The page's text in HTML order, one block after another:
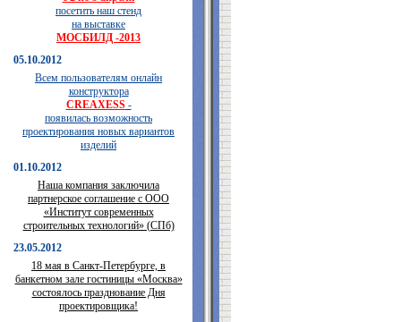
посетить наш стенд
на выставке
МОСБИЛД -2013
05.10.2012
Всем пользователям онлайн
конструктора
CREAXESS-
появилась возможность
проектирования новых вариантов
изделий
01.10.2012
Наша компания заключила
партнерское соглашение с ООО
«Институт современных
строительных технологий» (СПб)
23.05.2012
18 мая в Санкт-Петербурге, в
банкетном зале гостиницы «Москва»
состоялось празднование Дня
проектировщика!